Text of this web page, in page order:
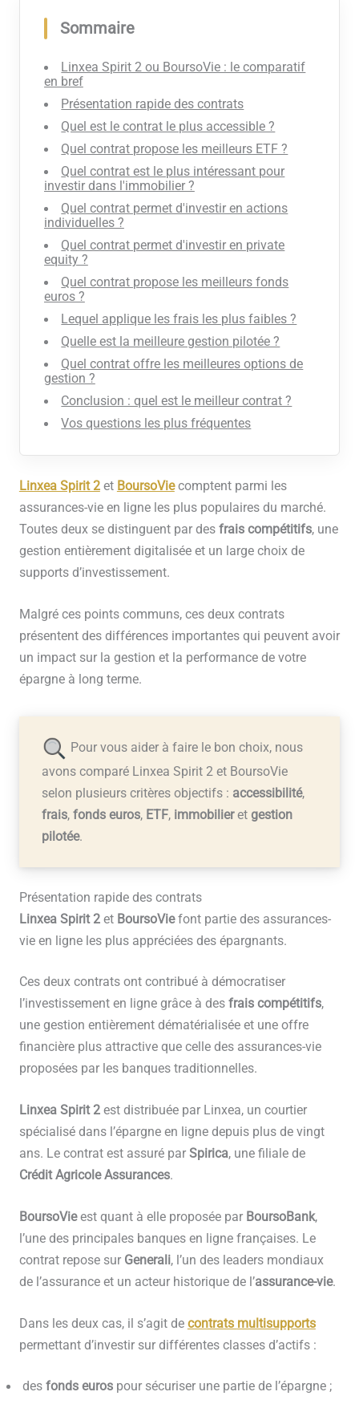
Sommaire
Linxea Spirit 2 ou BoursoVie : le comparatif
en bref
Présentation rapide des contrats
Quel est le contrat le plus accessible ?
Quel contrat propose les meilleurs ETF ?
Quel contrat est le plus intéressant pour
investir dans l'immobilier ?
Quel contrat permet d'investir en actions
individuelles ?
Quel contrat permet d'investir en private
equity ?
Quel contrat propose les meilleurs fonds
euros ?
Lequel applique les frais les plus faibles ?
Quelle est la meilleure gestion pilotée ?
Quel contrat offre les meilleures options de
gestion ?
Conclusion : quel est le meilleur contrat ?
Vos questions les plus fréquentes
Linxea Spirit 2et BoursoViecomptent parmi les
assurances-vie en ligne les plus populaires du marché.
Toutes deux se distinguent par des frais compétitifs, une
gestion entièrement digitalisée et un large choix de
supports d’investissement.
Malgré ces points communs, ces deux contrats
présentent des différences importantes qui peuvent avoir
un impact sur la gestion et la performance de votre
épargne à long terme.
Pour vous aider à faire le bon choix, nous
avons comparé Linxea Spirit 2 et BoursoVie
selon plusieurs critères objectifs : accessibilité,
frais, fonds euros, ETF, immobilieret gestion
pilotée.
Présentation rapide des contrats
Linxea Spirit 2et BoursoViefont partie des assurances-
vie en ligne les plus appréciées des épargnants.
Ces deux contrats ont contribué à démocratiser
l’investissement en ligne grâce à des frais compétitifs,
une gestion entièrement dématérialisée et une offre
financière plus attractive que celle des assurances-vie
proposées par les banques traditionnelles.
Linxea Spirit 2est distribuée par Linxea, un courtier
spécialisé dans l’épargne en ligne depuis plus de vingt
ans. Le contrat est assuré par Spirica, une filiale de
Crédit Agricole Assurances.
BoursoVieest quant à elle proposée par BoursoBank,
l’une des principales banques en ligne françaises. Le
contrat repose sur Generali, l’un des leaders mondiaux
de l’assurance et un acteur historique de l’assurance-vie.
Dans les deux cas, il s’agit de contrats multisupports
permettant d’investir sur différentes classes d’actifs :
des fonds eurospour sécuriser une partie de l’épargne ;